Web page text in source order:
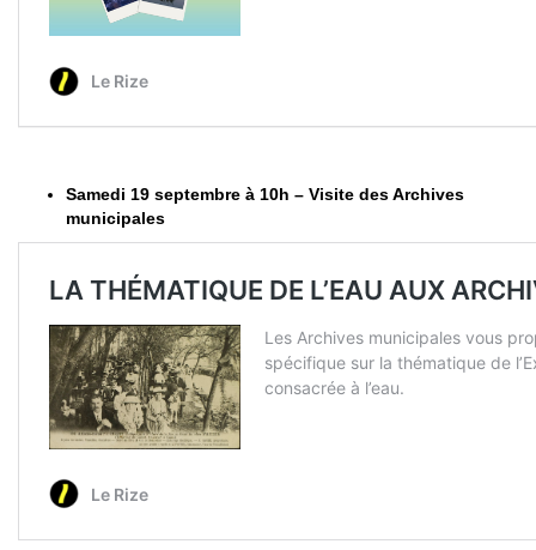
Samedi 19 septembre à 10h – Visite des Archives
municipales